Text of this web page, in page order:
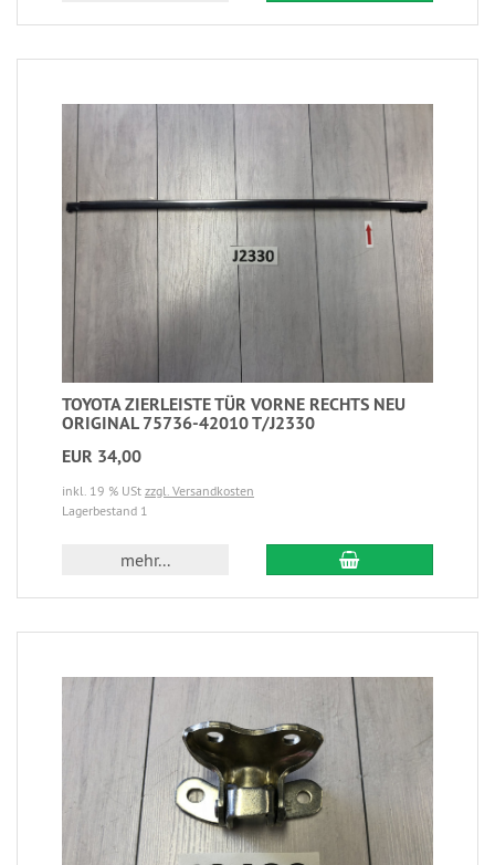
TOYOTA ZIERLEISTE TÜR VORNE RECHTS NEU
ORIGINAL 75736-42010 T/J2330
EUR 34,00
inkl. 19 % USt zzgl. Versandkosten
Lagerbestand 1
mehr...